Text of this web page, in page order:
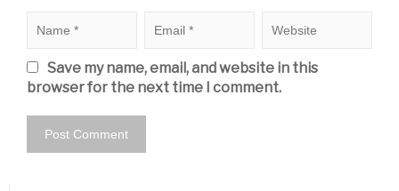
Save my name, email, and website in this
browser for the next time I comment.